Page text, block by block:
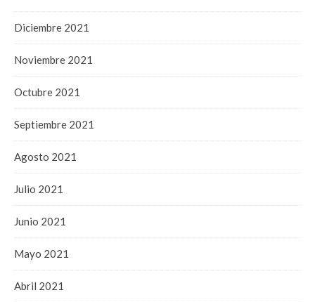
Diciembre 2021
Noviembre 2021
Octubre 2021
Septiembre 2021
Agosto 2021
Julio 2021
Junio 2021
Mayo 2021
Abril 2021